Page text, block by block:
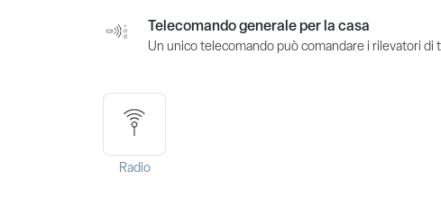
Telecomando generale per la casa
Un unico telecomando può comandare i rilevatori di
Radio